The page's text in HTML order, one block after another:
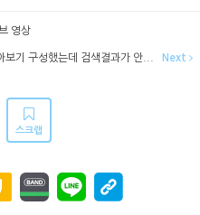
영상
보기 구성했는데 검색결과가 안... Next
스크랩